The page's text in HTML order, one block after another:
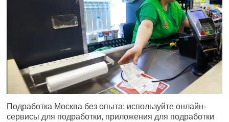
Подработка Москва без опыта: используйте онлайн-
сервисы для подработки, приложения для подработки